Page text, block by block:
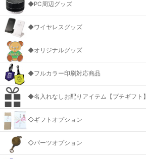
◆PC周辺グッズ
◆ワイヤレスグッズ
◆オリジナルグッズ
◆フルカラー印刷対応商品
◆名入れなしお配りアイテム【プチギフト】
◇ギフトオプション
◇パーツオプション